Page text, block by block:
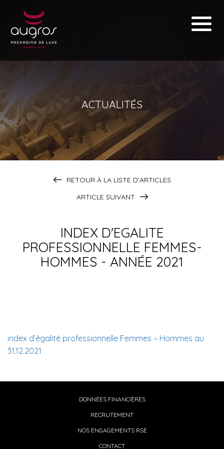
ACTUALITÉS
RETOUR À LA LISTE D'ARTICLES
ARTICLE SUIVANT
INDEX D'EGALITE
PROFESSIONNELLE FEMMES-
HOMMES - ANNÉE 2021
index d’égalité professionnelle Femmes – Hommes au
31.12.2021
DONNÉES FINANCIÈRES
RECRUTEMENT
NOS ENGAGEMENTS RSE
CONTACT